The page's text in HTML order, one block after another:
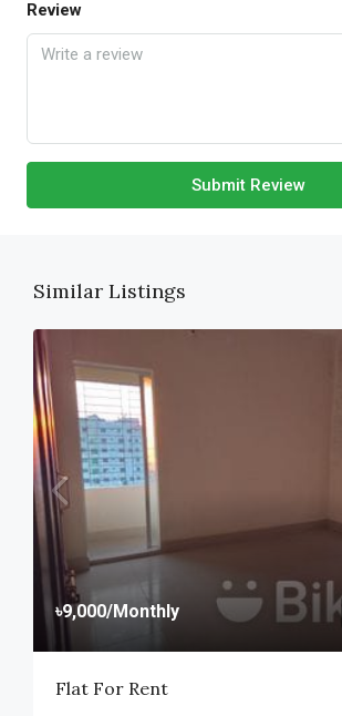
Review
Submit Review
Similar Listings
৳9,000/Monthly
Flat For Rent